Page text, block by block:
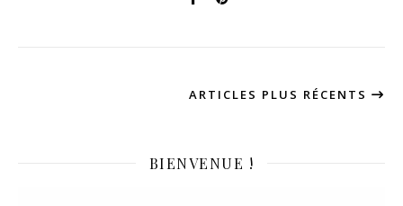
ARTICLES PLUS RÉCENTS
BIENVENUE !